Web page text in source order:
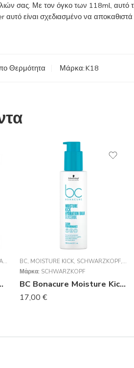
σας. Με τον όγκο των 118ml, αυτό
είναι σχεδιασμένο να
Θερμότητα Μάρκα:K18
ΘΕΡΑΠΕΊΕΣ,ΟΡΌΣ
Usure 200ml
BC, MOISTURE KICK, SCHWARZKOPF,
Μάρκα: SCHWARZKOPF
BC Bonacure Moisture Kick Hydration Balm 150ml
17,00 €